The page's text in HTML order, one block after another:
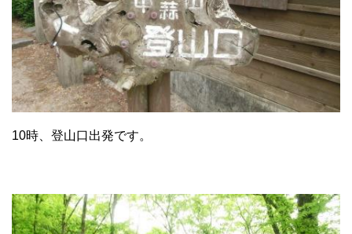
10時、登山口出発です。